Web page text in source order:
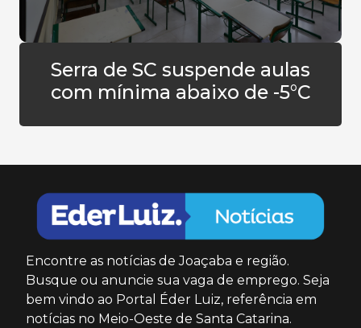
Serra de SC suspende aulas
com mínima abaixo de -5°C
Encontre as notícias de Joaçaba e região.
Busque ou anuncie sua vaga de emprego. Seja
bem vindo ao Portal Éder Luiz, referência em
notícias no Meio-Oeste de Santa Catarina.